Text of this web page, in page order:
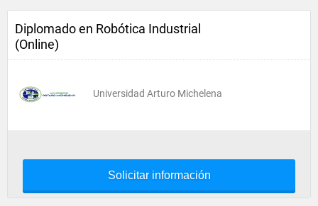
Diplomado en Robótica Industrial
(Online)
Universidad Arturo Michelena
Solicitar información